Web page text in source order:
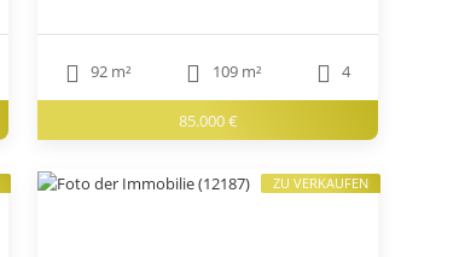
92 m² 109 m² 4
85.000 €
ZU VERKAUFEN